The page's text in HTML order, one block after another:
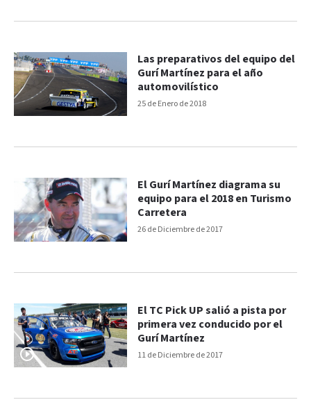
25 de Enero de 2018
Las preparativos del equipo del
Gurí Martínez para el año
automovilístico
26 de Diciembre de 2017
El Gurí Martínez diagrama su
equipo para el 2018 en Turismo
Carretera
11 de Diciembre de 2017
El TC Pick UP salió a pista por
primera vez conducido por el
Gurí Martínez